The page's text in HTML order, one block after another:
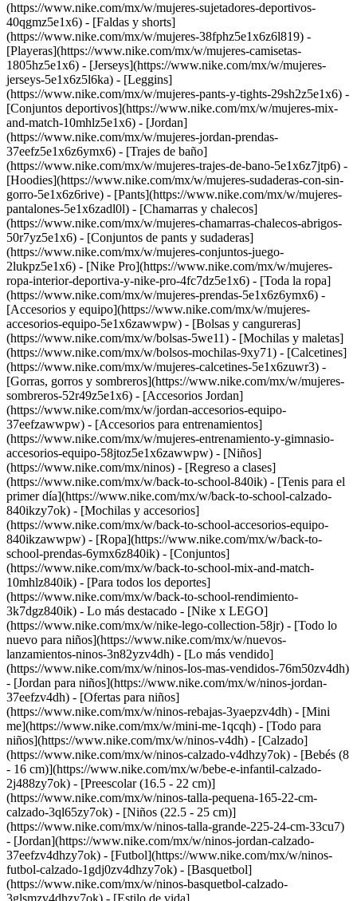
(https://www.nike.com/mx/w/mujeres-sujetadores-deportivos-
40qgmz5e1x6) - [Faldas y shorts]
(https://www.nike.com/mx/w/mujeres-38fphz5e1x6z6l819) -
[Playeras](https://www.nike.com/mx/w/mujeres-camisetas-
1805hz5e1x6) - [Jerseys](https://www.nike.com/mx/w/mujeres-
jerseys-5e1x6z5l6ka) - [Leggins]
(https://www.nike.com/mx/w/mujeres-pants-y-tights-29sh2z5e1x6) -
[Conjuntos deportivos](https://www.nike.com/mx/w/mujeres-mix-
and-match-10mhlz5e1x6) - [Jordan]
(https://www.nike.com/mx/w/mujeres-jordan-prendas-
37eefz5e1x6z6ymx6) - [Trajes de baño]
(https://www.nike.com/mx/w/mujeres-trajes-de-bano-5e1x6z7jtp6) -
[Hoodies](https://www.nike.com/mx/w/mujeres-sudaderas-con-sin-
gorro-5e1x6z6rive) - [Pants](https://www.nike.com/mx/w/mujeres-
pantalones-5e1x6zadl0l) - [Chamarras y chalecos]
(https://www.nike.com/mx/w/mujeres-chamarras-chalecos-abrigos-
50r7yz5e1x6) - [Conjuntos de pants y sudaderas]
(https://www.nike.com/mx/w/mujeres-conjuntos-juego-
2lukpz5e1x6) - [Nike Pro](https://www.nike.com/mx/w/mujeres-
ropa-interior-deportiva-y-nike-pro-4fc7dz5e1x6) - [Toda la ropa]
(https://www.nike.com/mx/w/mujeres-prendas-5e1x6z6ymx6) -
[Accesorios y equipo](https://www.nike.com/mx/w/mujeres-
accesorios-equipo-5e1x6zawwpw) - [Bolsas y cangureras]
(https://www.nike.com/mx/w/bolsas-5we11) - [Mochilas y maletas]
(https://www.nike.com/mx/w/bolsos-mochilas-9xy71) - [Calcetines]
(https://www.nike.com/mx/w/mujeres-calcetines-5e1x6zuwr3) -
[Gorras, gorros y sombreros](https://www.nike.com/mx/w/mujeres-
sombreros-52r49z5e1x6) - [Accesorios Jordan]
(https://www.nike.com/mx/w/jordan-accesorios-equipo-
37eefzawwpw) - [Accesorios para entrenamientos]
(https://www.nike.com/mx/w/mujeres-entrenamiento-y-gimnasio-
accesorios-equipo-58jtoz5e1x6zawwpw) - [Niños]
(https://www.nike.com/mx/ninos) - [Regreso a clases]
(https://www.nike.com/mx/w/back-to-school-840ik) - [Tenis para el
primer día](https://www.nike.com/mx/w/back-to-school-calzado-
840ikzy7ok) - [Mochilas y accesorios]
(https://www.nike.com/mx/w/back-to-school-accesorios-equipo-
840ikzawwpw) - [Ropa](https://www.nike.com/mx/w/back-to-
school-prendas-6ymx6z840ik) - [Conjuntos]
(https://www.nike.com/mx/w/back-to-school-mix-and-match-
10mhlz840ik) - [Para todos los deportes]
(https://www.nike.com/mx/w/back-to-school-rendimiento-
3k7dgz840ik) - Lo más destacado - [Nike x LEGO]
(https://www.nike.com/mx/w/nike-lego-collection-58jr) - [Todo lo
nuevo para niños](https://www.nike.com/mx/w/nuevos-
lanzamientos-ninos-3n82yzv4dh) - [Lo más vendido]
(https://www.nike.com/mx/w/ninos-los-mas-vendidos-76m50zv4dh)
- [Jordan para niños](https://www.nike.com/mx/w/ninos-jordan-
37eefzv4dh) - [Ofertas para niños]
(https://www.nike.com/mx/w/ninos-rebajas-3yaepzv4dh) - [Mini
me](https://www.nike.com/mx/w/mini-me-1qcqh) - [Todo para
niños](https://www.nike.com/mx/w/ninos-v4dh) - [Calzado]
(https://www.nike.com/mx/w/ninos-calzado-v4dhzy7ok) - [Bebés (8
- 16 cm)](https://www.nike.com/mx/w/bebe-e-infantil-calzado-
2j488zy7ok) - [Preescolar (16.5 - 22 cm)]
(https://www.nike.com/mx/w/ninos-talla-pequena-165-22-cm-
calzado-3ql65zy7ok) - [Niños (22.5 - 25 cm)]
(https://www.nike.com/mx/w/ninos-talla-grande-225-24-cm-33cu7)
- [Jordan](https://www.nike.com/mx/w/ninos-jordan-calzado-
37eefzv4dhzy7ok) - [Futbol](https://www.nike.com/mx/w/ninos-
futbol-calzado-1gdj0zv4dhzy7ok) - [Basquetbol]
(https://www.nike.com/mx/w/ninos-basquetbol-calzado-
3glsmzv4dhzy7ok) - [Estilo de vida]